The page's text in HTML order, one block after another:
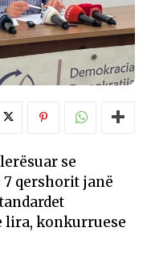
se
qershorit janë
lira, konkurruese